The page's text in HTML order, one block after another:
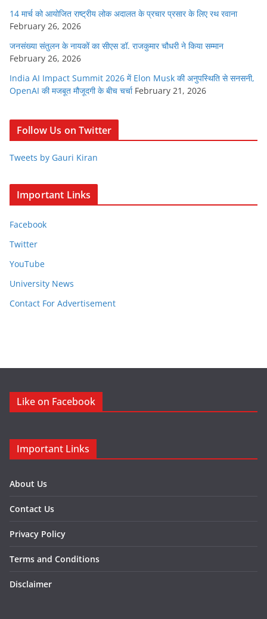
14 मार्च को आयोजित राष्ट्रीय लोक अदालत के प्रचार प्रसार के लिए रथ रवाना
February 26, 2026
जनसंख्या संतुलन के नायकों का सीएस डॉ. राजकुमार चौधरी ने किया सम्मान
February 26, 2026
India AI Impact Summit 2026 में Elon Musk की अनुपस्थिति से सनसनी,
OpenAI की मजबूत मौजूदगी के बीच चर्चा February 21, 2026
Follow Us on Twitter
Tweets by Gauri Kiran
Important Links
Facebook
Twitter
YouTube
University News
Contact For Advertisement
Like on Facebook
Important Links
About Us
Contact Us
Privacy Policy
Terms and Conditions
Disclaimer